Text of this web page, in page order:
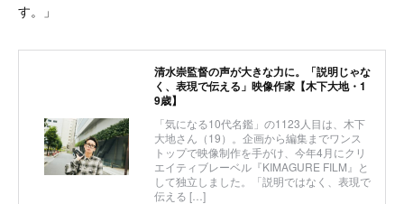
す。」
清水崇監督の声が大きな力に。「説明じゃな
く、表現で伝える」映像作家【木下大地・1
9歳】
「気になる10代名鑑」の1123人目は、木下
大地さん（19）。企画から編集までワンス
トップで映像制作を手がけ、今年4月にクリ
エイティブレーベル『KIMAGURE FILM』と
して独立しました。「説明ではなく、表現で
伝える […]